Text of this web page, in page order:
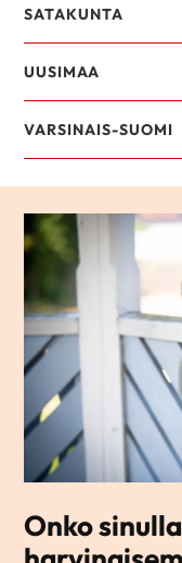
SATAKUNTA
UUSIMAA
VARSINAIS-SUOMI
Onko